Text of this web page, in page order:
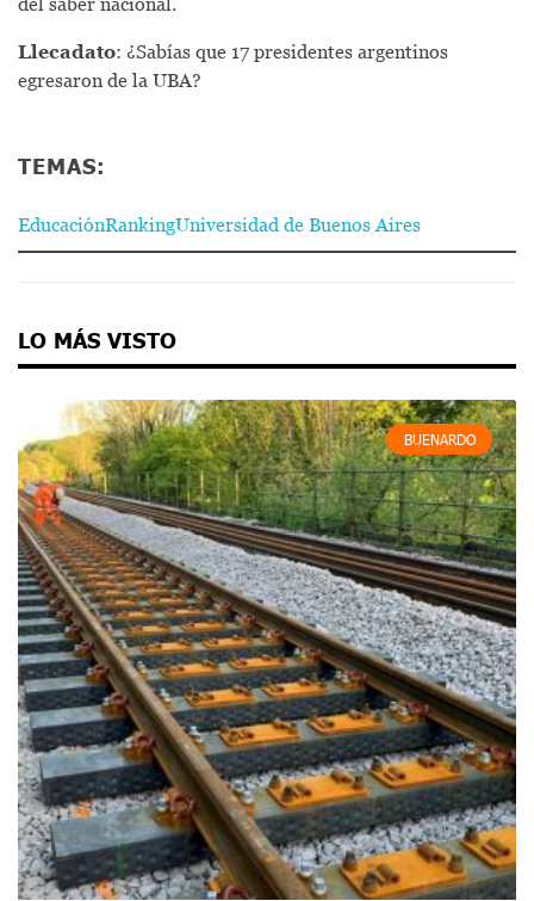
Llecadato: ¿Sabías que 17 presidentes argentinos
egresaron de la UBA?
TEMAS:
EducaciónRankingUniversidad de Buenos Aires
LO MÁS VISTO
BUENARDO